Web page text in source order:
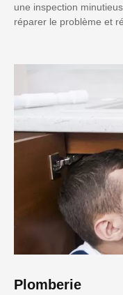
une inspection
réparer le problème et
Plomberie